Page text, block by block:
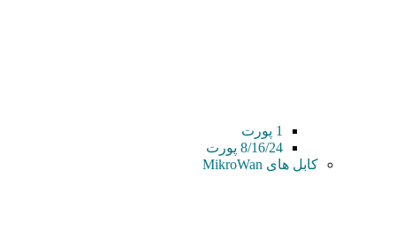
1 پورت
8/16/24 پورت
کابل های MikroWan